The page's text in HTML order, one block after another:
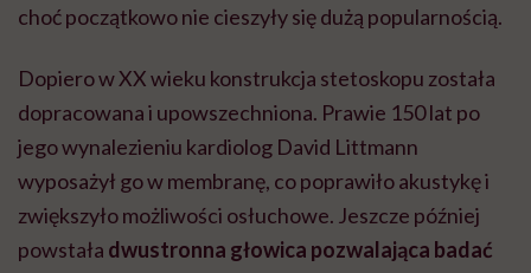
wykonane z nowoczesnych materiałów, wciąż jednak
Laennec ponad dwieście lat temu.
Rozrusznik serca. Awaria prądu, a
potem błąd inżyniera rozpoczęły
rewolucję w kardiologii